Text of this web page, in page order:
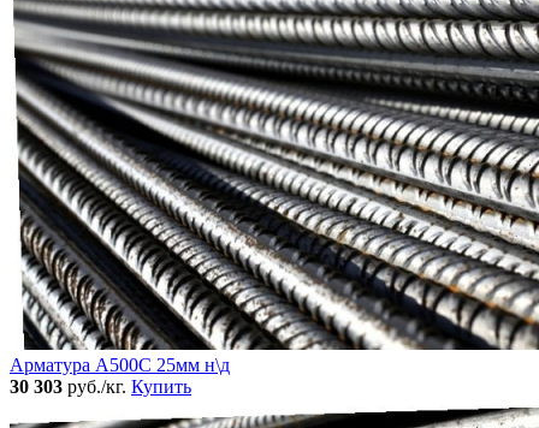
Арматура А500С 25мм н\д
30 303 руб./кг. Купить